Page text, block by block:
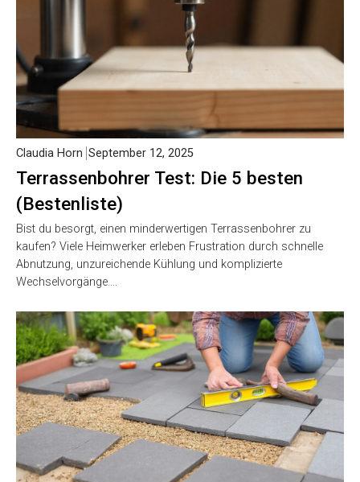
Terrassenbohrer Test: Die 5 besten
(Bestenliste)
Claudia Horn September 12, 2025
Bist du besorgt, einen minderwertigen Terrassenbohrer zu
kaufen? Viele Heimwerker erleben Frustration durch schnelle
Abnutzung, unzureichende Kühlung und komplizierte
Wechselvorgänge….